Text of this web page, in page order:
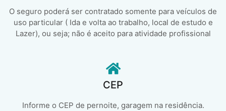
O seguro poderá ser contratado somente para veículos de
uso particular ( Ida e volta ao trabalho, local de estudo e
Lazer), ou seja; não é aceito para atividade profissional
CEP
Informe o CEP de pernoite, garagem na residência.